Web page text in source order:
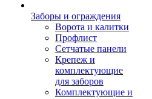
Заборы и ограждения
Ворота и калитки
Профлист
Сетчатые панели
Крепеж и
комплектующие
для заборов
Комплектующие и